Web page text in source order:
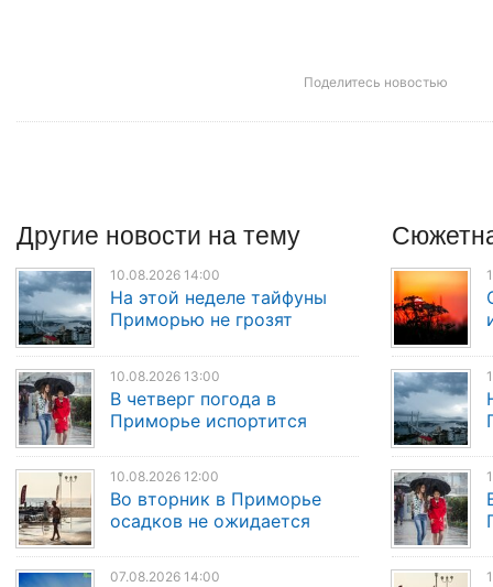
Поделитесь новостью
Другие новости на тему
10.08.2026 14:00
На этой неделе тайфуны
Приморью не грозят
10.08.2026 13:00
В четверг погода в
Приморье испортится
10.08.2026 12:00
Во вторник в Приморье
осадков не ожидается
07.08.2026 14:00